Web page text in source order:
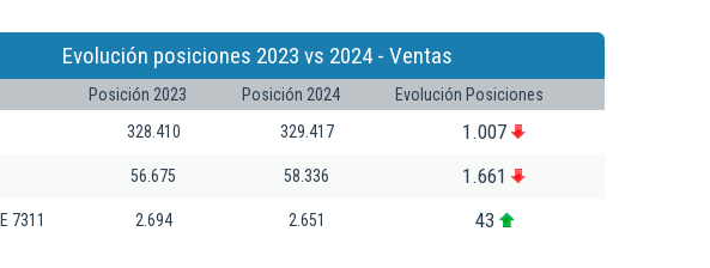
Evolución posiciones 2023 vs 2024 - Ventas
Posición 2023 Posición 2024
Evolución Posiciones
328.410 329.417 1.007
56.675 58.336 1.661
7311 2.694 2.651 43